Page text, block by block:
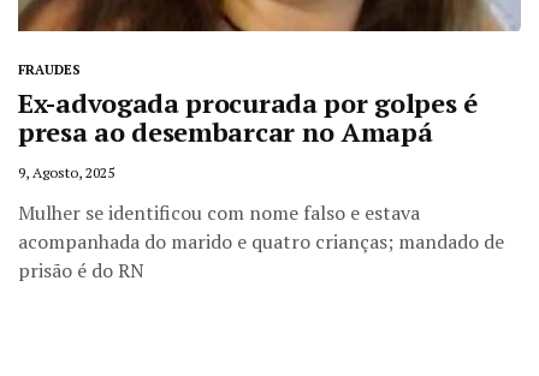
FRAUDES
Ex-advogada procurada por golpes é
presa ao desembarcar no Amapá
9, Agosto, 2025
Mulher se identificou com nome falso e estava
acompanhada do marido e quatro crianças; mandado de
prisão é do RN